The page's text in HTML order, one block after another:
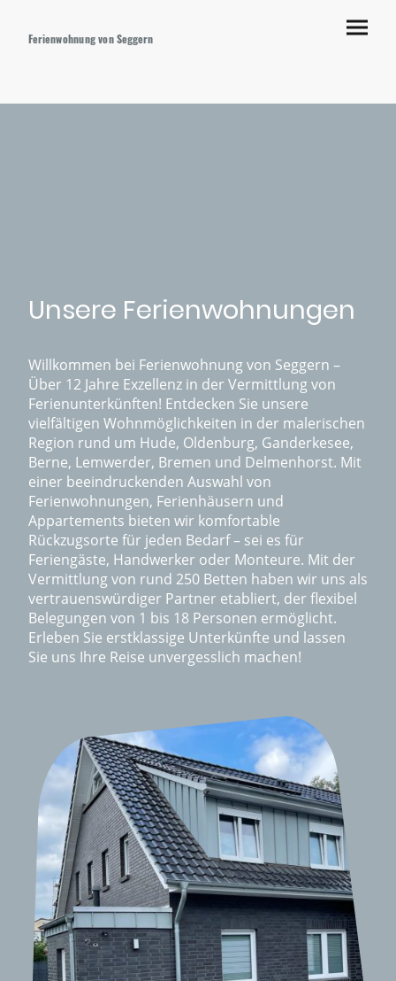
Ferienwohnung von Seggern
Unsere Ferienwohnungen
Willkommen bei Ferienwohnung von Seggern –
Über 12 Jahre Exzellenz in der Vermittlung von
Ferienunterkünften! Entdecken Sie unsere
vielfältigen Wohnmöglichkeiten in der malerischen
Region rund um Hude, Oldenburg, Ganderkesee,
Berne, Lemwerder, Bremen und Delmenhorst. Mit
einer beeindruckenden Auswahl von
Ferienwohnungen, Ferienhäusern und
Appartements bieten wir komfortable
Rückzugsorte für jeden Bedarf – sei es für
Feriengäste, Handwerker oder Monteure. Mit der
Vermittlung von rund 250 Betten haben wir uns als
vertrauenswürdiger Partner etabliert, der flexibel
Belegungen von 1 bis 18 Personen ermöglicht.
Erleben Sie erstklassige Unterkünfte und lassen
Sie uns Ihre Reise unvergesslich machen!